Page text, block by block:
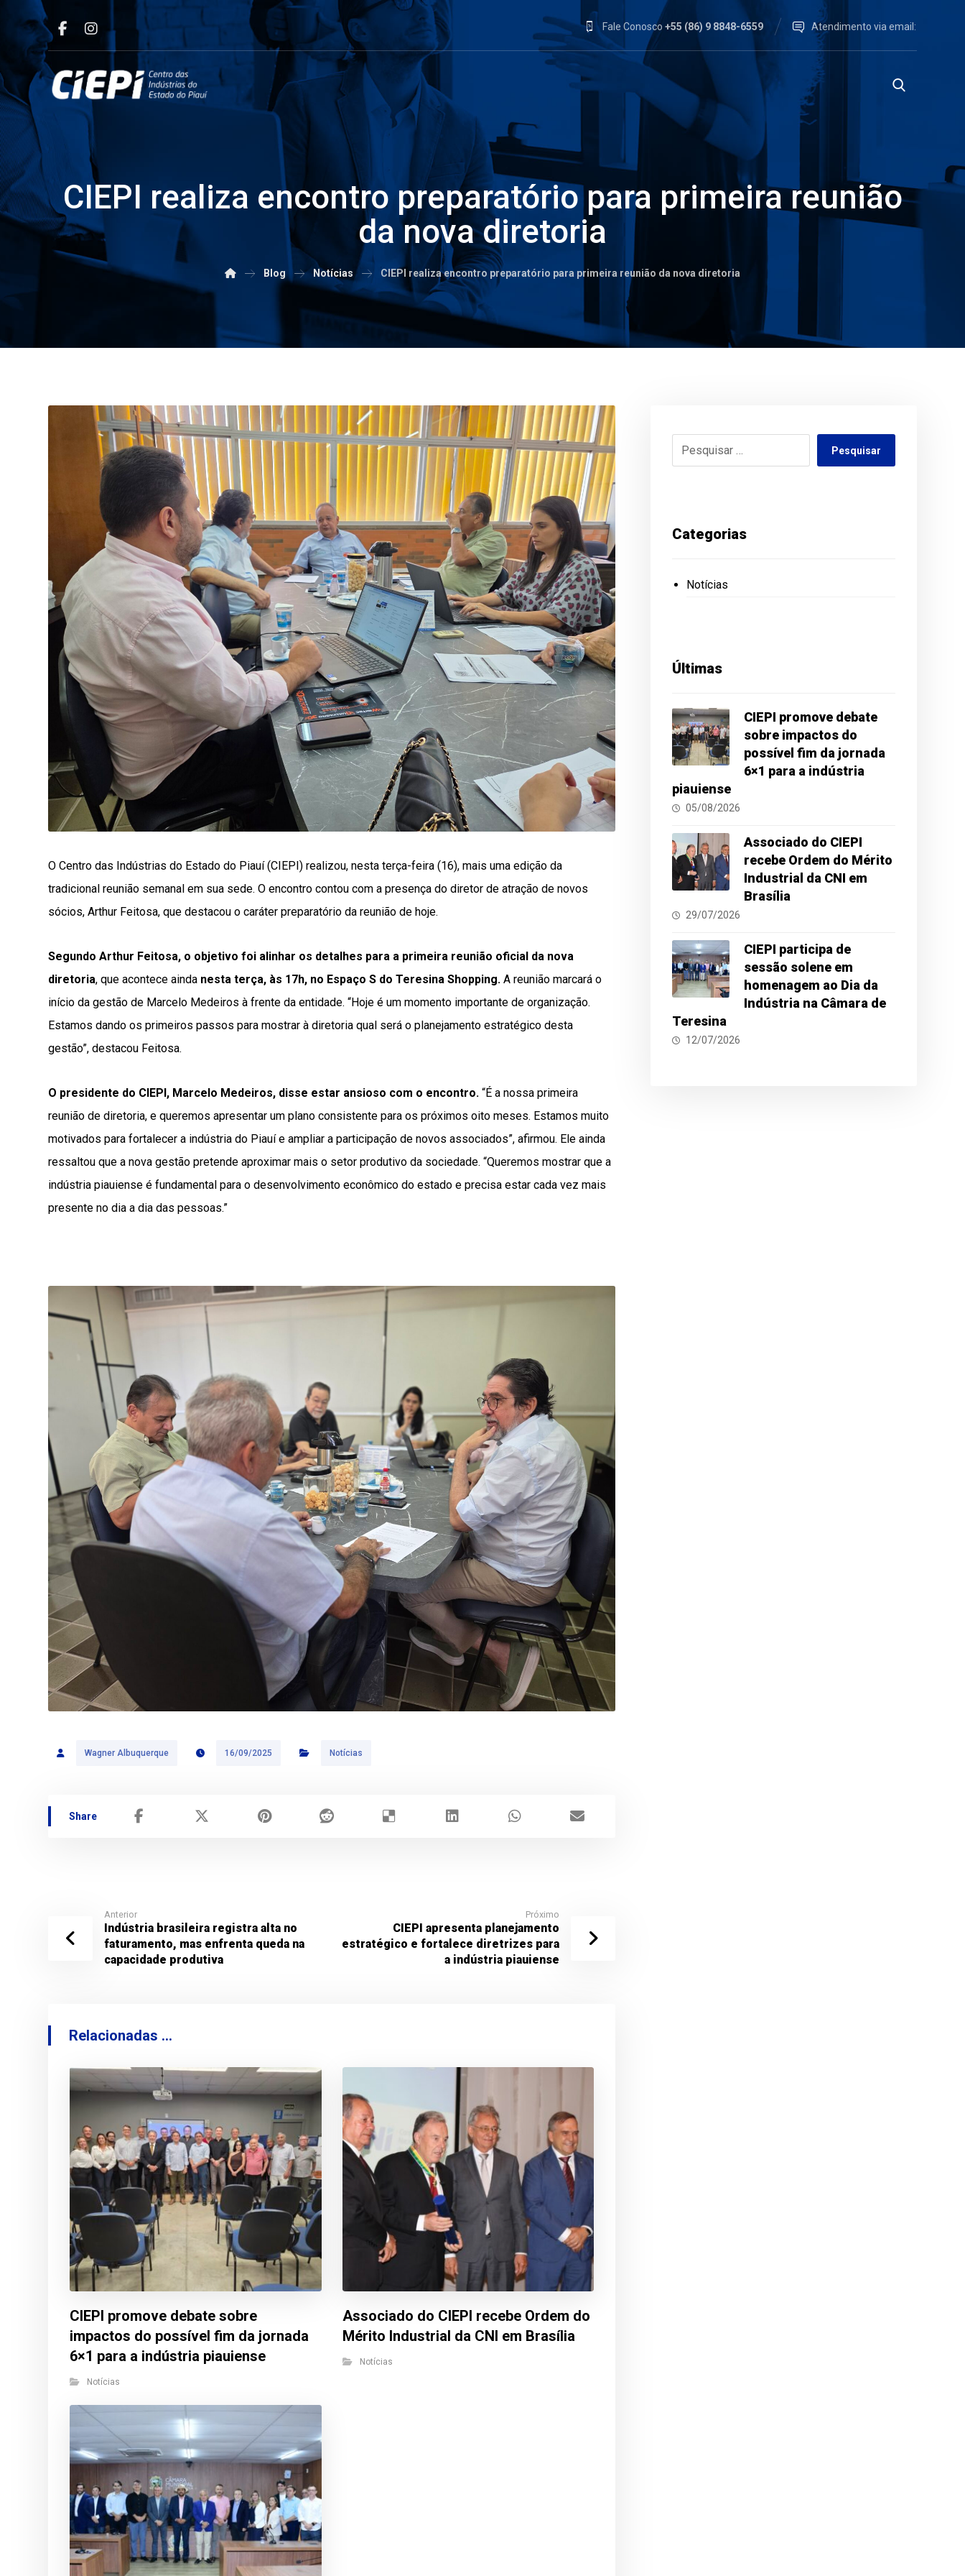
Atendimento via email:
Fale Conosco+55 (86) 9 8848-6559
CIEPI realiza encontro preparatório para primeira reunião
da nova diretoria
Blog Notícias CIEPI realiza encontro preparatório para primeira reunião da nova diretoria
O Centro das Indústrias do Estado do Piauí (CIEPI) realizou, nesta terça-feira (16), mais uma edição da
tradicional reunião semanal em sua sede. O encontro contou com a presença do diretor de atração de novos
sócios, Arthur Feitosa, que destacou o caráter preparatório da reunião de hoje.
Segundo Arthur Feitosa, o objetivo foi alinhar os detalhes para a primeira reunião oficial da nova
diretoria, que acontece ainda nesta terça, às 17h, no Espaço S do Teresina Shopping. A reunião marcará o
início da gestão de Marcelo Medeiros à frente da entidade. “Hoje é um momento importante de organização.
Estamos dando os primeiros passos para mostrar à diretoria qual será o planejamento estratégico desta
gestão”, destacou Feitosa.
O presidente do CIEPI, Marcelo Medeiros, disse estar ansioso com o encontro. “É a nossa primeira
reunião de diretoria, e queremos apresentar um plano consistente para os próximos oito meses. Estamos muito
motivados para fortalecer a indústria do Piauí e ampliar a participação de novos associados”, afirmou. Ele ainda
ressaltou que a nova gestão pretende aproximar mais o setor produtivo da sociedade. “Queremos mostrar que a
indústria piauiense é fundamental para o desenvolvimento econômico do estado e precisa estar cada vez mais
presente no dia a dia das pessoas.”
Wagner Albuquerque 16/09/2025 Notícias
Anterior
Indústria brasileira registra alta no
faturamento, mas enfrenta queda na
capacidade produtiva
Próximo
CIEPI apresenta planejamento
estratégico e fortalece diretrizes para
a indústria piauiense
Relacionadas ...
CIEPI promove debate sobre
impactos do possível fim da jornada
6×1 para a indústria piauiense
Notícias
Associado do CIEPI recebe Ordem do
Mérito Industrial da CNI em Brasília
Notícias
Pesquisar
Categorias
Notícias
Últimas
CIEPI promove debate
sobre impactos do
possível fim da jornada
6×1 para a indústria
piauiense
05/08/2026
Associado do CIEPI
recebe Ordem do Mérito
Industrial da CNI em
Brasília
29/07/2026
CIEPI participa de
sessão solene em
homenagem ao Dia da
Indústria na Câmara de
Teresina
12/07/2026